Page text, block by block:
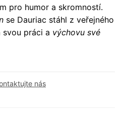
pro humor a skromností.
se Dauriac stáhl z veřejného
svou práci a výchovu své
nás